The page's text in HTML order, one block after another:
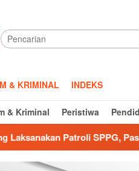
& KRIMINAL INDEKS
& Kriminal Peristiwa
Pastikan Program MBG